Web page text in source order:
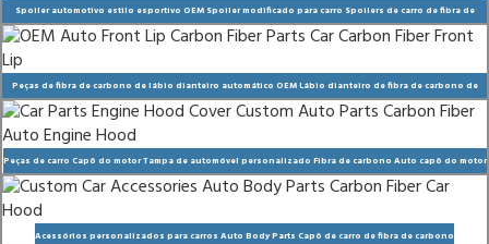
Spoiler automotivo estilo esportivo OEM Spoiler modificado para carro Spoilers de carro de fibra de
carbono
Peças de fibra de carbono de lábio dianteiro automático OEM Lábio dianteiro de fibra de carbono de
carro
Peças de carro Capô do motor Tampa de automóvel personalizado Fibra de carbono Auto capô do motor
Acessórios personalizados para carros Auto Body Parts Capô de carro de fibra de carbono